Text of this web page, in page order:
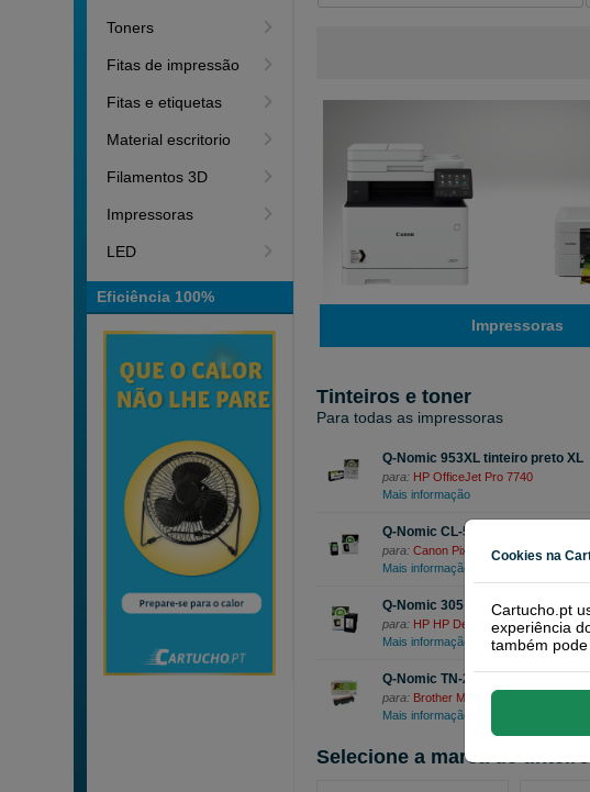
Toners
Fitas de impressão
Fitas e etiquetas
Material escritorio
Filamentos 3D
Impressoras
LED
Eficiência 100%
Impressoras
Tinteiros e toner
Para todas as impressoras
Q-Nomic 953XL tinteiro preto XL
para: HP OfficeJet Pro 7740
Mais informação
Q-Nomic CL-541XL tinteiro tri-cor
para:Canon Pixma MG3650
Mais informação
Q-Nomic 305 (3YM61AE) tinteiro
para: HP HP DeskJet 2700
Mais informação
Q-Nomic TN-2420 toner preto XL
para: Brother MFC-L2710DW
Mais informação
Selecione a marca de
Cookies na
Cartucho.pt
experiência
também